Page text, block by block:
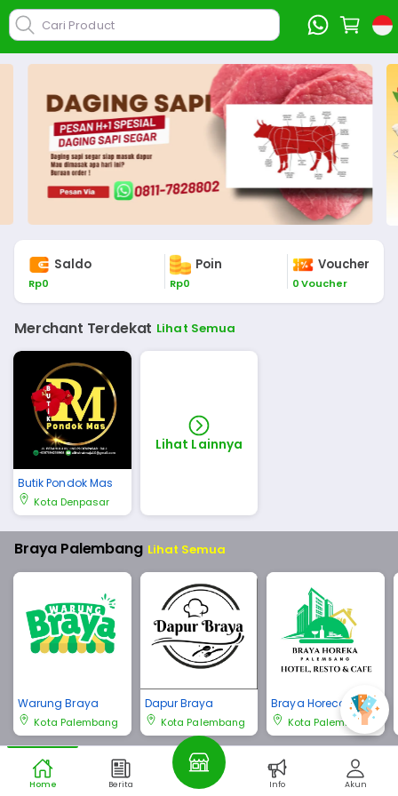
Cari Product
…
Saldo
Rp0
Poin
Rp0
Voucher
0 Voucher
Merchant Terdekat Lihat Semua
Butik Pondok Mas
Kota Denpasar
Lihat Lainnya
Braya Palembang Lihat Semua
Warung Braya
Kota Palembang
Dapur Braya
Kota Palembang
Braya Horeca Pale
mbang
Kota Palembang
Braya Bali Lihat Semua
Home Berita Info Akun